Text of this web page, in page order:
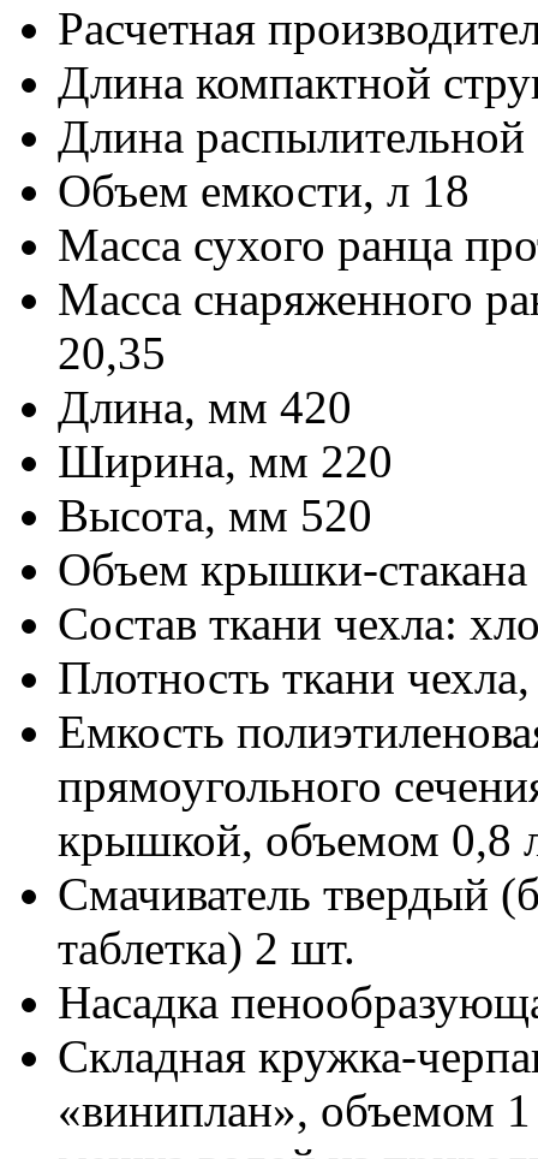
Расчетная
Длина компактной
Длина
Объем емкости, л 18
Масса сухого ранца
Масса снаряженного
20,35
Длина, мм 420
Ширина, мм 220
Высота, мм 520
Объем крышки-
Состав ткани чехла:
Плотность ткани
Емкость
прямоугольного
крышкой, объемом 0,8
Смачиватель твердый
таблетка) 2 шт.
Насадка
Складная кружка-
«виниплан», объемом